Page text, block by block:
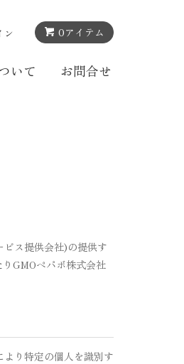
0アイテム
ン
いて お問合せ
ビス提供会社)の提供す
GMOペパボ株式会社
り特定の個人を識別す